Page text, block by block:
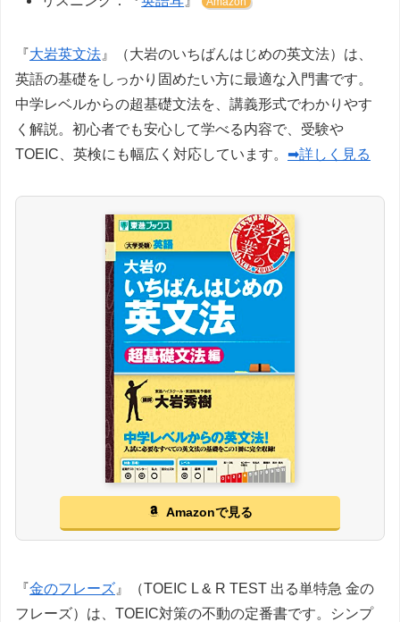
『大岩英文法 』（大岩のいちばんはじめの英文法）は、
英語の基礎をしっかり固めたい方に最適な入門書です。
中学レベルからの超基礎文法を、講義形式でわかりやす
く解説。初心者でも安心して学べる内容で、受験や
TOEIC、英検にも幅広く対応しています。 ➡詳しく見る
Amazonで見る
『金のフレーズ 』（TOEIC L & R TEST 出る単特急 金の
フレーズ）は、TOEIC対策の不動の定番書です。シンプ